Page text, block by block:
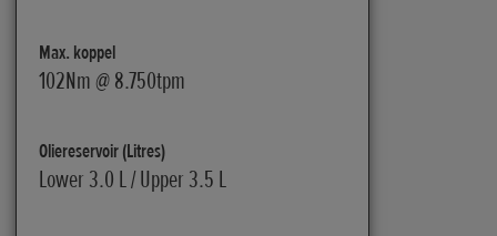
Max. koppel
102Nm @ 8.750tpm
Oliereservoir (Litres)
Lower 3.0 L / Upper 3.5 L